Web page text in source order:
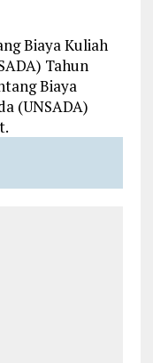
Biaya Kuliah
Tahun
Biaya
(UNSADA)